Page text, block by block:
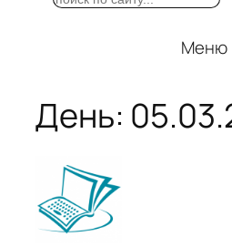
Меню
День: